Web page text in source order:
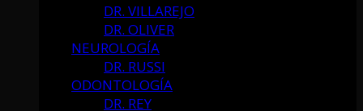
DR. VILLAREJO
DR. OLIVER
NEUROLOGÍA
DR. RUSSI
ODONTOLOGÍA
DR. REY